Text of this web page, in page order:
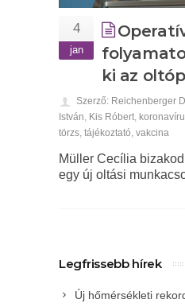
4
jan
ki az
Szerző: Reichenberger
István, Kis Róbert,
törzs, tájékoztató, vakcina
Müller Cecília
egy új oltási
Legfrissebb hírek
Új hőmérsékleti